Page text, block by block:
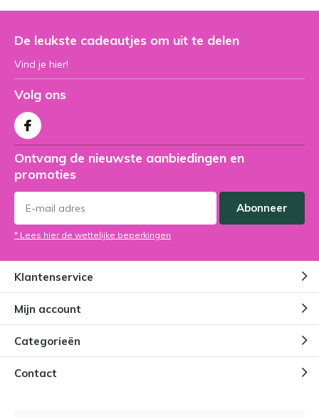
De leukste cadeautjes om uit te delen
Vind je hier!
Volg ons
Ontvang de nieuwste aanbiedingen en
promoties
Abonneer
* Lees hier de wettelijke beperkingen
Klantenservice
Mijn account
Categorieën
Contact